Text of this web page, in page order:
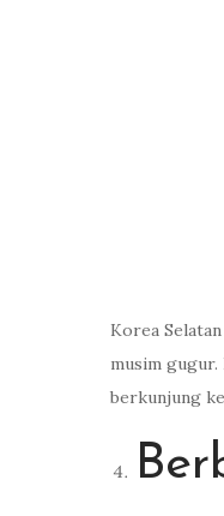
Korea
musim gugur.
berkunjung